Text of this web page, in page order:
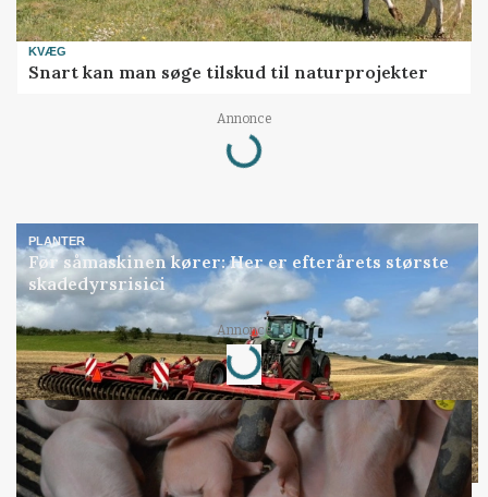
KVÆG
Snart kan man søge tilskud til naturprojekter
Annonce
Loading...
PLANTER
Før såmaskinen kører: Her er efterårets største
skadedyrsrisici
Annonce
Loading...